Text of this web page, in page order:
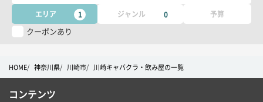
ー
エリア 1 ジャンル 0 予算
クーポンあり
HOME 神奈川県 川崎市 川崎キャバクラ・飲み屋の一覧
コンテンツ